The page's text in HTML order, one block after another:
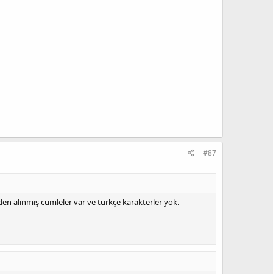
#87
alınmış cümleler var ve türkçe karakterler yok.